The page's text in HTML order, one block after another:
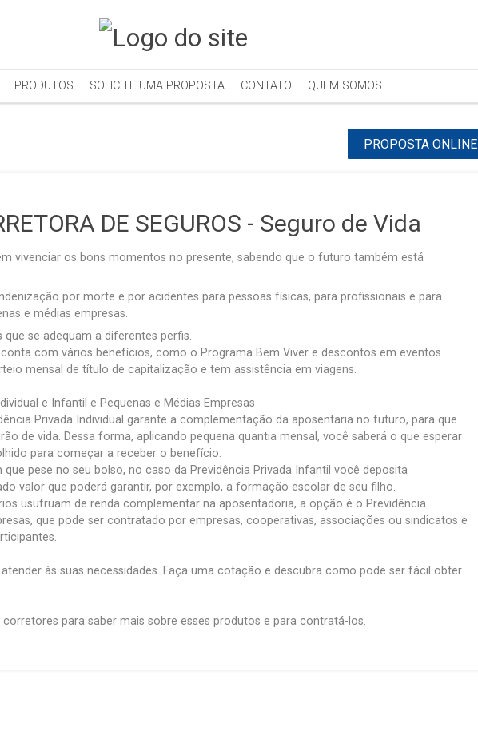
PRODUTOS SOLICITE UMA PROPOSTA CONTATO QUEM SOMOS
PROPOSTA ONLINE
DE SEGUROS - Seguro de Vida
vivenciar os bons momentos no presente, sabendo que o futuro também está
por morte e por acidentes para pessoas físicas, para profissionais e para
e médias empresas.
se adequam a diferentes perfis.
com vários benefícios, como o Programa Bem Viver e descontos em eventos
mensal de título de capitalização e tem assistência em viagens.
e Infantil e Pequenas e Médias Empresas
Privada Individual garante a complementação da aposentaria no futuro, para que
de vida. Dessa forma, aplicando pequena quantia mensal, você saberá o que esperar
para começar a receber o benefício.
que pese no seu bolso, no caso da Previdência Privada Infantil você deposita
valor que poderá garantir, por exemplo, a formação escolar de seu filho.
usufruam de renda complementar na aposentadoria, a opção é o Previdência
que pode ser contratado por empresas, cooperativas, associações ou sindicatos e
às suas necessidades. Faça uma cotação e descubra como pode ser fácil obter
para saber mais sobre esses produtos e para contratá-los.